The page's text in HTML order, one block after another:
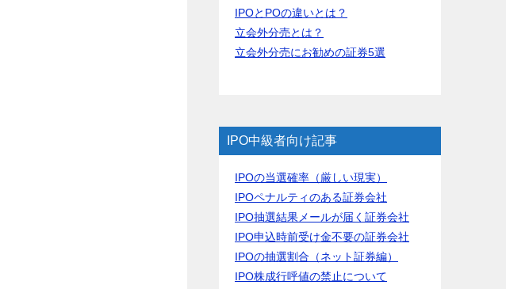
IPOとPOの違いとは？
立会外分売とは？
立会外分売にお勧めの証券5選
IPO中級者向け記事
IPOの当選確率（厳しい現実）
IPOペナルティのある証券会社
IPO抽選結果メールが届く証券会社
IPO申込時前受け金不要の証券会社
IPOの抽選割合（ネット証券編）
IPO株成行呼値の禁止について